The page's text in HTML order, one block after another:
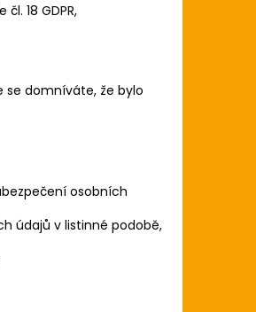
18 GDPR,
se domníváte, že bylo
osobních
údajů v listinné podobě,